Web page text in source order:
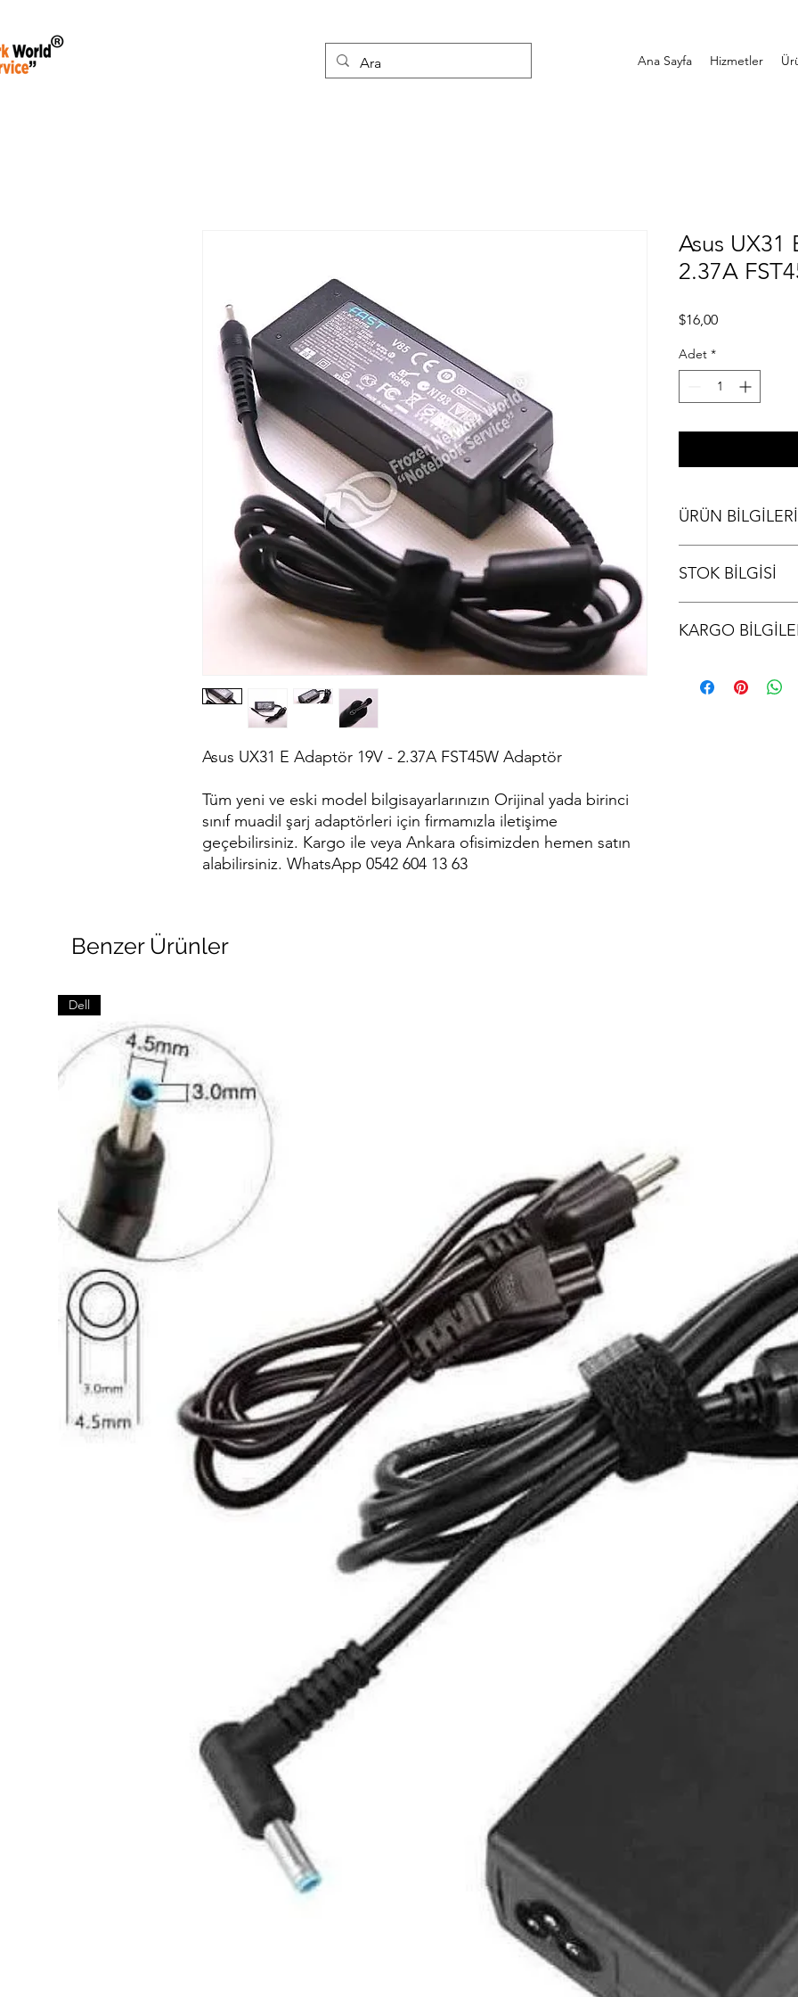
Ana Sayfa Hizmetler
Asus UX31 E Adaptör 19V - 2.37A FST45W Adaptör
Tüm yeni ve eski model bilgisayarlarınızın Orijinal yada birinci
sınıf muadil şarj adaptörleri için firmamızla iletişime
geçebilirsiniz. Kargo ile veya Ankara ofisimizden hemen satın
alabilirsiniz. WhatsApp 0542 604 13 63
Asus
2.37A
$16,00Fiyat
Adet *
ÜRÜN BİLGİLERİ
STOK BİLGİSİ
KARGO
kodu iletilir.
Benzer Ürünler
Dell